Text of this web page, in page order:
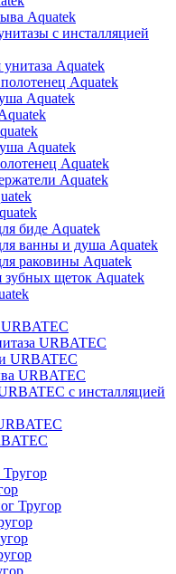
Aquatek
с инсталляцией
Aquatek
Aquatek
Aquatek
Aquatek
Aquatek
Aquatek
биде Aquatek
ванны и душа Aquatek
раковины Aquatek
зубных щеток Aquatek
URBATEC
URBATEC
URBATEC
с инсталляцией
Тругор